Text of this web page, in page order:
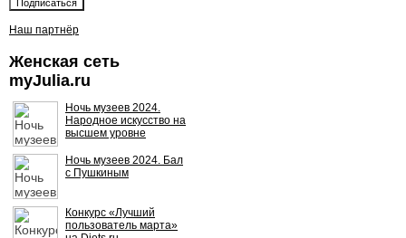
Наш партнёр
Женская сеть
myJulia.ru
Ночь музеев 2024.
Народное искусство на
высшем уровне
Ночь музеев 2024. Бал
с Пушкиным
Конкурс «Лучший
пользователь марта»